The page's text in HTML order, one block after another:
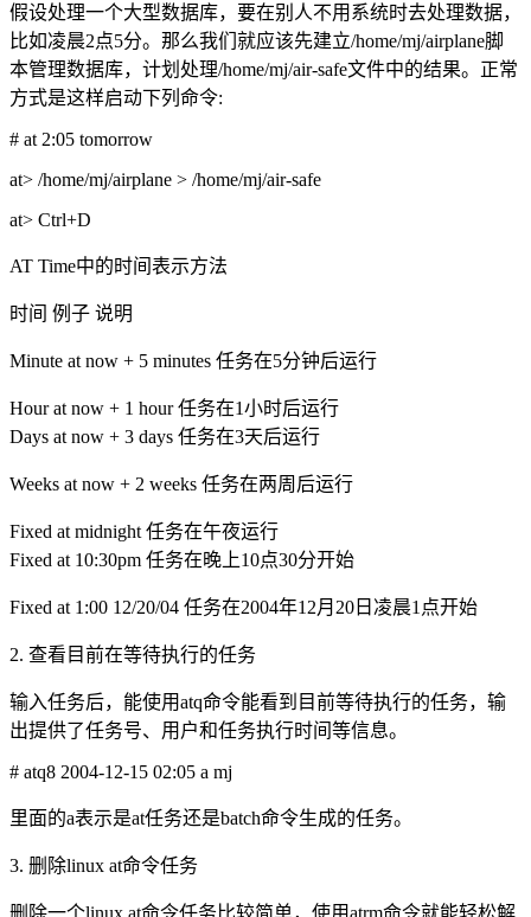
假设处理一个大型数据库，要在别人不用系统时去处理数据，
比如凌晨2点5分。那么我们就应该先建立/home/mj/airplane脚
本管理数据库，计划处理/home/mj/air-safe文件中的结果。正常
方式是这样启动下列命令:
# at 2:05 tomorrow
at> /home/mj/airplane > /home/mj/air-safe
at> Ctrl+D
AT Time中的时间表示方法
时间 例子 说明
Minute at now + 5 minutes 任务在5分钟后运行
Hour at now + 1 hour 任务在1小时后运行
Days at now + 3 days 任务在3天后运行
Weeks at now + 2 weeks 任务在两周后运行
Fixed at midnight 任务在午夜运行
Fixed at 10:30pm 任务在晚上10点30分开始
Fixed at 1:00 12/20/04 任务在2004年12月20日凌晨1点开始
2. 查看目前在等待执行的任务
输入任务后，能使用atq命令能看到目前等待执行的任务，输
出提供了任务号、用户和任务执行时间等信息。
# atq8 2004-12-15 02:05 a mj
里面的a表示是at任务还是batch命令生成的任务。
3. 删除linux at命令任务
删除一个linux at命令任务比较简单，使用atrm命令就能轻松解